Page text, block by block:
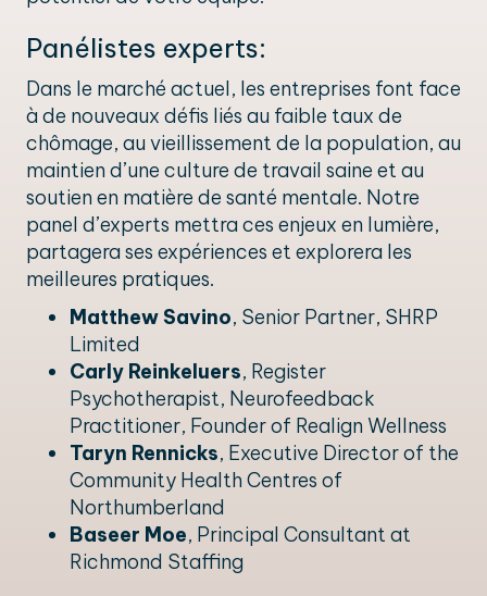
Panélistes experts:
Dans le marché actuel, les entreprises font face
à de nouveaux défis liés au faible taux de
chômage, au vieillissement de la population, au
maintien d’une culture de travail saine et au
soutien en matière de santé mentale. Notre
panel d’experts mettra ces enjeux en lumière,
partagera ses expériences et explorera les
meilleures pratiques.
Matthew Savino, Senior Partner, SHRP
Limited
Carly Reinkeluers, Register
Psychotherapist, Neurofeedback
Practitioner, Founder of Realign Wellness
Taryn Rennicks, Executive Director of the
Community Health Centres of
Northumberland
Baseer Moe, Principal Consultant at
Richmond Staffing